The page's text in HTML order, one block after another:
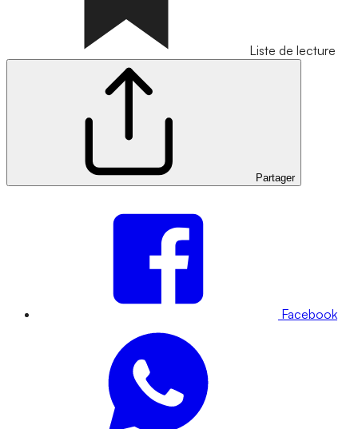
Liste de lecture
Partager
Facebook